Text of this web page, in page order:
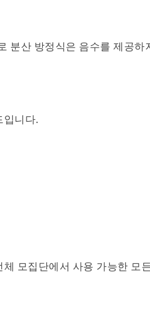
분산 방정식은 음수를 제공하
입니다.
모집단에서 사용 가능한 모